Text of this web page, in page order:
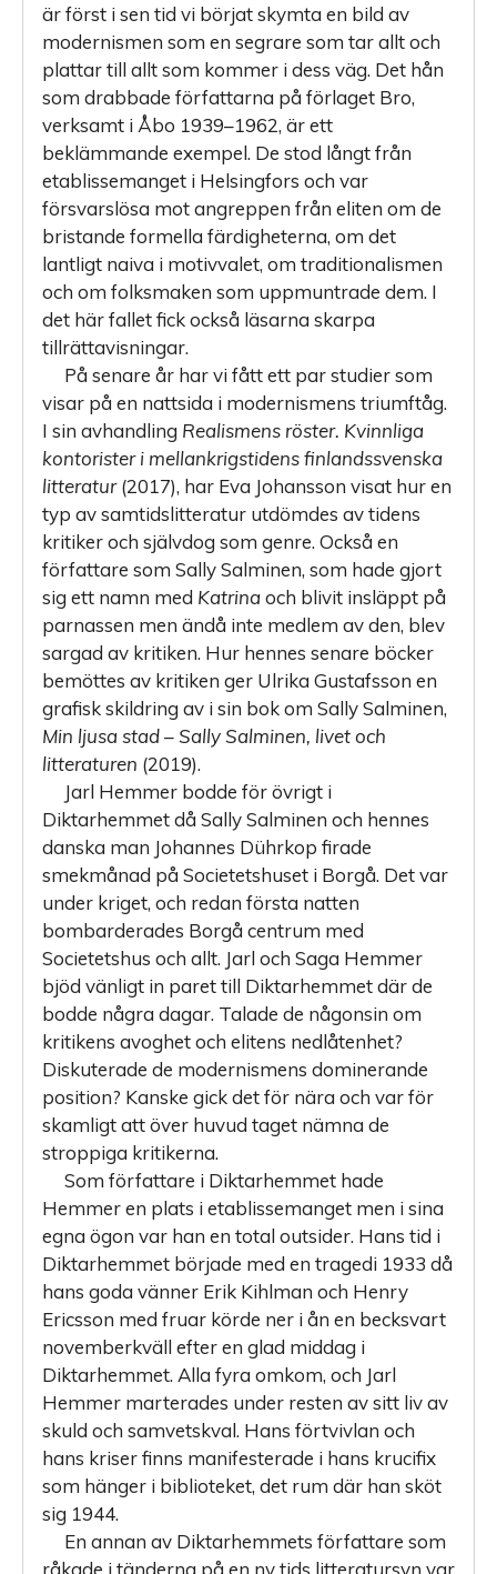
är först i sen tid vi börjat skymta en bild av
modernismen som en segrare som tar allt och
plattar till allt som kommer i dess väg. Det hån
som drabbade författarna på förlaget Bro,
verksamt i Åbo 1939–1962, är ett
beklämmande exempel. De stod långt från
etablissemanget i Helsingfors och var
försvarslösa mot angreppen från eliten om de
bristande formella färdigheterna, om det
lantligt naiva i motivvalet, om traditionalismen
och om folksmaken som uppmuntrade dem. I
det här fallet fick också läsarna skarpa
tillrättavisningar.
På senare år har vi fått ett par studier som
visar på en nattsida i modernismens triumftåg.
I sin avhandling Realismens röster. Kvinnliga
kontorister i mellankrigstidens finlandssvenska
litteratur(2017), har Eva Johansson visat hur en
typ av samtidslitteratur utdömdes av tidens
kritiker och självdog som genre. Också en
författare som Sally Salminen, som hade gjort
sig ett namn med Katrinaoch blivit insläppt på
parnassen men ändå inte medlem av den, blev
sargad av kritiken. Hur hennes senare böcker
bemöttes av kritiken ger Ulrika Gustafsson en
grafisk skildring av i sin bok om Sally Salminen,
Min ljusa stad – Sally Salminen, livet och
litteraturen (2019).
Jarl Hemmer bodde för övrigt i
Diktarhemmet då Sally Salminen och hennes
danska man Johannes Dührkop firade
smekmånad på Societetshuset i Borgå. Det var
under kriget, och redan första natten
bombarderades Borgå centrum med
Societetshus och allt. Jarl och Saga Hemmer
bjöd vänligt in paret till Diktarhemmet där de
bodde några dagar. Talade de någonsin om
kritikens avoghet och elitens nedlåtenhet?
Diskuterade de modernismens dominerande
position? Kanske gick det för nära och var för
skamligt att över huvud taget nämna de
stroppiga kritikerna.
Som författare i Diktarhemmet hade
Hemmer en plats i etablissemanget men i sina
egna ögon var han en total outsider. Hans tid i
Diktarhemmet började med en tragedi 1933 då
hans goda vänner Erik Kihlman och Henry
Ericsson med fruar körde ner i ån en becksvart
novemberkväll efter en glad middag i
Diktarhemmet. Alla fyra omkom, och Jarl
Hemmer marterades under resten av sitt liv av
skuld och samvetskval. Hans förtvivlan och
hans kriser finns manifesterade i hans krucifix
som hänger i biblioteket, det rum där han sköt
sig 1944.
En annan av Diktarhemmets författare som
råkade i tänderna på en ny tids litteratursyn var